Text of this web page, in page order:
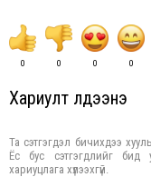
0 0 0 0
Хариулт үлдээнэ үү
Та сэтгэгдэл бичихдээ
Ёс бус сэтгэгдлийг бид
хариуцлага хүлээхгүй.